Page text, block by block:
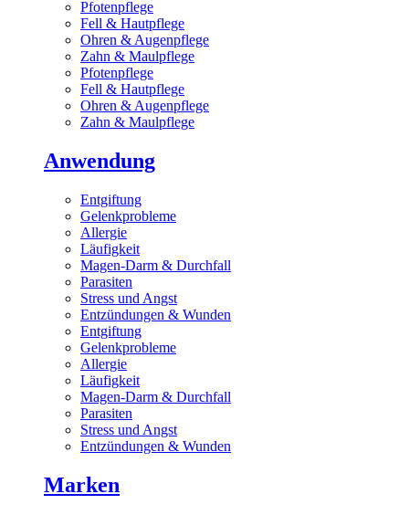
Pfotenpflege
Fell & Hautpflege
Ohren & Augenpflege
Zahn & Maulpflege
Pfotenpflege
Fell & Hautpflege
Ohren & Augenpflege
Zahn & Maulpflege
Anwendung
Entgiftung
Gelenkprobleme
Allergie
Läufigkeit
Magen-Darm & Durchfall
Parasiten
Stress und Angst
Entzündungen & Wunden
Entgiftung
Gelenkprobleme
Allergie
Läufigkeit
Magen-Darm & Durchfall
Parasiten
Stress und Angst
Entzündungen & Wunden
Marken